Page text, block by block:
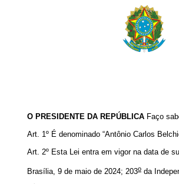
O PRESIDENTE DA REPÚBLICA Faço
Art. 1º É denominado “Antônio Carlos
Art. 2º Esta Lei entra em vigor na data de
Brasília, 9 de maio de 2024; 203o da